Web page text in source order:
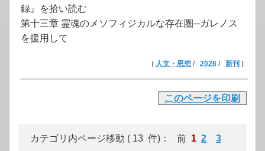
録』を拾い読む
第十三章 霊魂のメソフィジカルな存在圏─ガレノス
を援用して
( 人文・思想 / 2026 / 新刊 )
このページを印刷
カテゴリ内ページ移動 ( 13 件)： 前 1 2 3